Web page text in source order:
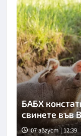
БАБХ
свинете във
07 август | 12:39